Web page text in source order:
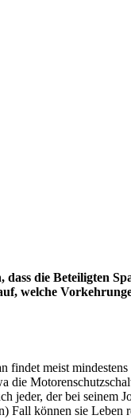
die Beteiligten
welche
meist
die
jeder, der bei seinem
Fall können sie Leben